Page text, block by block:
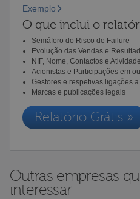
Exemplo
O que inclui o
Semáforo do Risco de Failure
Evolução das Vendas e
NIF, Nome, Contactos e
Acionistas e Participações em
Gestores e respetivas ligações
Marcas e publicações legais
Relatório Grátis »
Outras empresas
interessar